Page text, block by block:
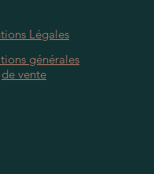
Légales
générales
de vente